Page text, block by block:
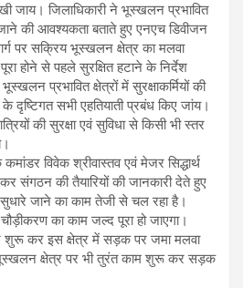
जाय। जिलाधिकारी ने भूस्खलन प्रभावित
जाने की आवश्यकता बताते हुए एनएच डिवीजन
पर सक्रिय भूस्खलन क्षेत्र का मलवा
होने से पहले सुरक्षित हटाने के निर्देश
प्रभावित क्षेत्रों में सुरक्षाकर्मियों की
दृष्टिगत सभी एहतियाती प्रबंध किए जांय।
की सुरक्षा एवं सुविधा से किसी भी स्तर
विवेक श्रीवास्तव एवं मेजर सिद्धार्थ
संगठन की तैयारियों की जानकारी देते हुए
जाने का काम तेजी से चल रहा है।
का काम जल्द पूरा हो जाएगा।
कर इस क्षेत्र में सड़क पर जमा मलवा
भूस्खलन क्षेत्र पर भी तुरंत काम शुरू कर सड़क